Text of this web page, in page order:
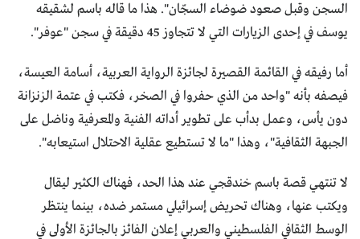
السجن وقبل صعود ضوضاء السجّان". هذا ما قاله باسم لشقيقه
يوسف في إحدى الزيارات التي لا تتجاوز 45 دقيقة في سجن "عوفر".
أما رفيقه في القائمة القصيرة لجائزة الرواية العربية، أسامة العيسة،
فيصفه بأنه "واحد من الذي حفروا في الصخر، فكتب في عتمة الزنزانة
دون يأس، وعمل بدأب على تطوير أداته الفنية والمعرفية وناضل على
الجبهة الثقافية"، وهذا "ما لا تستطيع عقلية الاحتلال استيعابه".
لا تنتهي قصة باسم خندقجي عند هذا الحد، فهناك الكثير ليقال
ويكتب عنها، وهناك تحريض إسرائيلي مستمر ضده، بينما ينتظر
الوسط الثقافي الفلسطيني والعربي إعلان الفائز بالجائزة الأولى في